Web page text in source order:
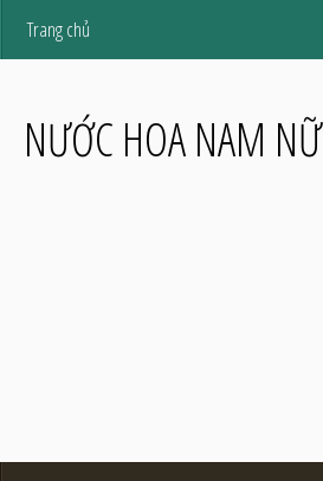
Trang chủ
NƯỚC HOA NAM NỮ